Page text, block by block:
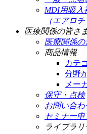
MDI用吸入
（エアロ
医療関係の皆さ
医療関係の
商品情報
カテ
分野
メー
保守・点検
お問い合わ
セミナー
ライブラリ